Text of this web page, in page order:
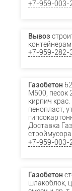
+7-959-003-
Вывоз
+7-959-282-
Газобетон
М500, песок
кирпич
пенопласт,
Доставка
+7-959-003-
Газобетон
шлакоблок,